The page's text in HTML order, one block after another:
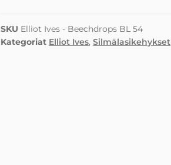
SKU Elliot Ives - Beechdrops BL 54
Kategoriat Elliot Ives,Silmälasikehykset